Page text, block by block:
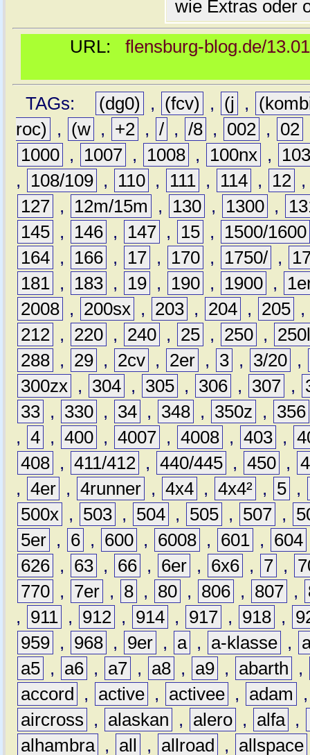
wie Extras oder
URL: flensburg-blog.de/
TAGs: (dg0) , (fcv) , (j ,
roc)
, (w , +2 , / , /8 , 002 , 02
1000 , 1007 , 1008 , 100nx ,
,
108/109 , 110 , 111 , 114 , 12
127 , 12m/15m , 130 , 1300 ,
145 , 146 , 147 , 15 ,
1500/1600
164 , 166 , 17 , 170 , 1750/ ,
181 , 183 , 19 , 190 , 1900 ,
2008 , 200sx , 203 , 204 , 205 ,
212 , 220 , 240 , 25 , 250 ,
288 , 29 , 2cv , 2er , 3 , 3/20 ,
300zx , 304 , 305 , 306 , 307 ,
33 , 330 , 34 , 348 , 350z ,
356
, 4 , 400 , 4007 , 4008 , 403 ,
408 , 411/412 , 440/445 , 450 ,
, 4er , 4runner , 4x4 , 4x4² , 5 ,
500x , 503 , 504 , 505 , 507 ,
5er , 6 , 600 , 6008 , 601 , 604
626 , 63 , 66 , 6er , 6x6 , 7 ,
770 , 7er , 8 , 80 , 806 , 807 ,
,
911 , 912 , 914 , 917 , 918 ,
959 , 968 , 9er , a , a-klasse ,
a5 , a6 , a7 , a8 , a9 , abarth
,
accord
, active , activee , adam
aircross
, alaskan , alero , alfa ,
alhambra , all , allroad , allspace